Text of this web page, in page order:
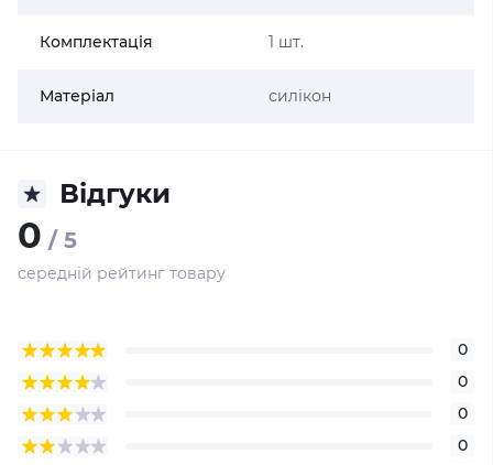
Комплектація 1 шт.
Матеріал силікон
Відгуки
0 / 5
середній рейтинг товару
0
0
0
0